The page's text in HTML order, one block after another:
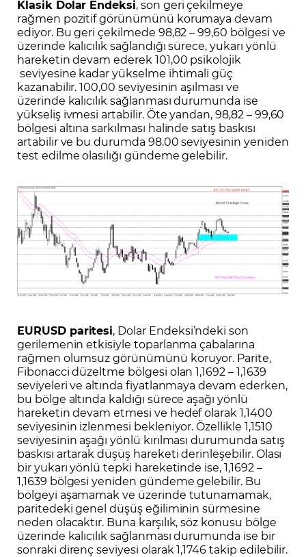
Klasik Dolar Endeksi, son geri çekilmeye
rağmen pozitif görünümünü korumaya devam
ediyor. Bu geri çekilmede 98,82 – 99,60 bölgesi ve
üzerinde kalıcılık sağlandığı sürece, yukarı yönlü
hareketin devam ederek 101,00 psikolojik
seviyesine kadar yükselme ihtimali güç
kazanabilir. 100,00 seviyesinin aşılması ve
üzerinde kalıcılık sağlanması durumunda ise
yükseliş ivmesi artabilir. Öte yandan, 98,82 – 99,60
bölgesi altına sarkılması halinde satış baskısı
artabilir ve bu durumda 98.00 seviyesinin yeniden
test edilme olasılığı gündeme gelebilir.
EURUSDparitesi, Dolar Endeksi’ndeki son
gerilemenin etkisiyle toparlanma çabalarına
rağmen olumsuz görünümünü koruyor. Parite,
Fibonacci düzeltme bölgesi olan 1,1692 – 1,1639
seviyeleri ve altında fiyatlanmaya devam ederken,
bu bölge altında kaldığı sürece aşağı yönlü
hareketin devam etmesi ve hedef olarak 1,1400
seviyesinin izlenmesi bekleniyor. Özellikle 1,1510
seviyesinin aşağı yönlü kırılması durumunda satış
baskısı artarak düşüş hareketi derinleşebilir. Olası
bir yukarı yönlü tepki hareketinde ise, 1,1692 –
1,1639 bölgesi yeniden gündeme gelebilir. Bu
bölgeyi aşamamak ve üzerinde tutunamamak,
paritedeki genel düşüş eğiliminin sürmesine
neden olacaktır. Buna karşılık, söz konusu bölge
üzerinde kalıcılık sağlanması durumunda ise bir
sonraki direnç seviyesi olarak 1,1746 takip edilebilir.